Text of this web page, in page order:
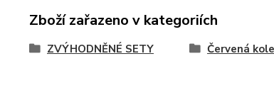
Zboží zařazeno v kategoriích
ZVÝHODNĚNÉ SETY Červená